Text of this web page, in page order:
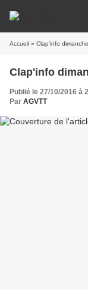
Accueil » Clap'info
Clap'info
Publié le 27/10/2016 à
Par AGVTT